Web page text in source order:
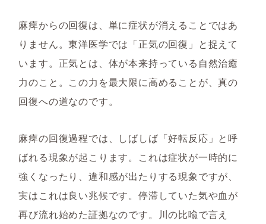
麻痺からの回復は、単に症状が消えることではあ
りません。東洋医学では「正気の回復」と捉えて
います。正気とは、体が本来持っている自然治癒
力のこと。この力を最大限に高めることが、真の
回復への道なのです。
麻痺の回復過程では、しばしば「好転反応」と呼
ばれる現象が起こります。これは症状が一時的に
強くなったり、違和感が出たりする現象ですが、
実はこれは良い兆候です。停滞していた気や血が
再び流れ始めた証拠なのです。川の比喩で言え